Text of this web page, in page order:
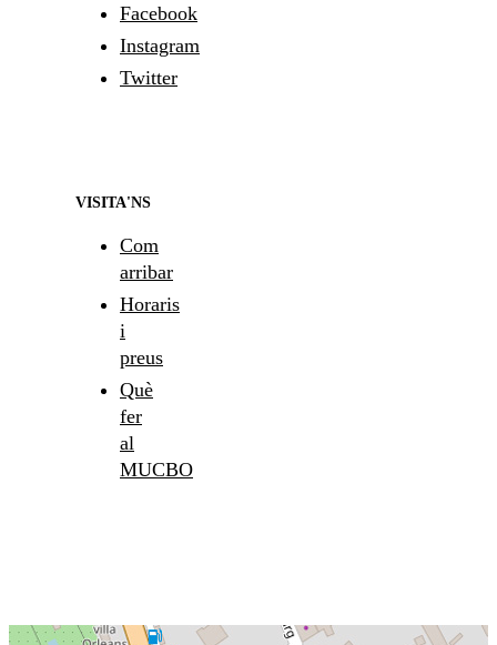
Facebook
Instagram
Twitter
VISITA'NS
Com
arribar
Horaris
i
preus
Què
fer
al
MUCBO